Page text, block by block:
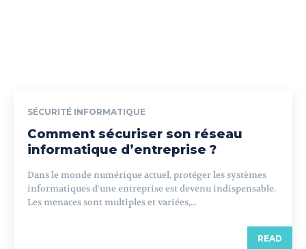
SÉCURITÉ INFORMATIQUE
Comment sécuriser son réseau
informatique d’entreprise ?
Dans le monde numérique actuel, protéger les systèmes
informatiques d'une entreprise est devenu indispensable.
Les menaces sont multiples et variées,...
READ